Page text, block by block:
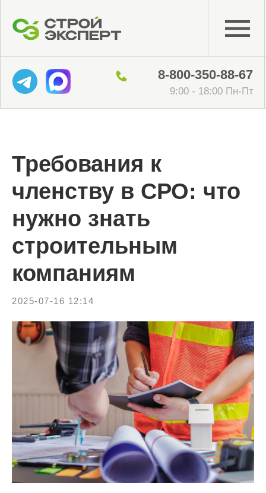
Требования к
членству в СРО: что
нужно знать
строительным
компаниям
2025-07-16 12:14